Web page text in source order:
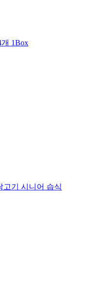
1Box
고기 시니어 습식